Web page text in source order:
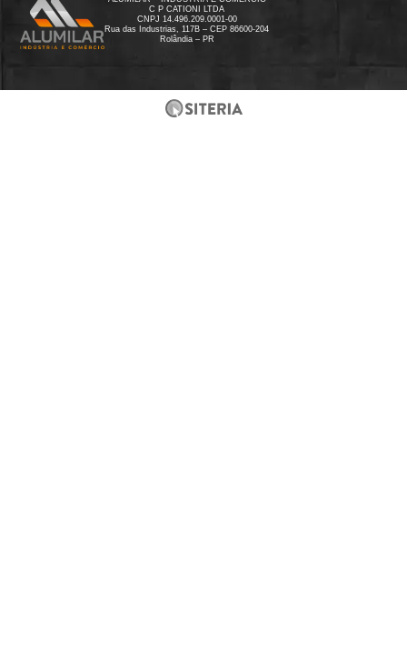
C P CATIONI LTDA
CNPJ 14.496.209.0001-00
Rua das Industrias, 117B – CEP 86600-204
Rolândia – PR